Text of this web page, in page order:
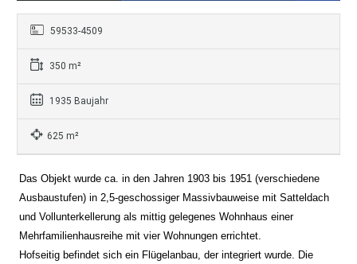
59533-4509
350 m²
1935 Baujahr
625 m²
Das Objekt wurde ca. in den Jahren 1903 bis 1951 (verschiedene
Ausbaustufen) in 2,5-geschossiger Massivbauweise mit Satteldach
und Vollunterkellerung als mittig gelegenes Wohnhaus einer
Mehrfamilienhausreihe mit vier Wohnungen errichtet.
Hofseitig befindet sich ein Flügelanbau, der integriert wurde. Die